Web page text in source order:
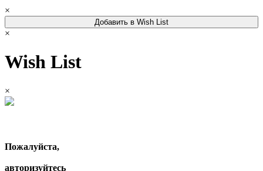
×
Добавить в Wish List
×
Wish List
×
Пожалуйста,
авторизуйтесь